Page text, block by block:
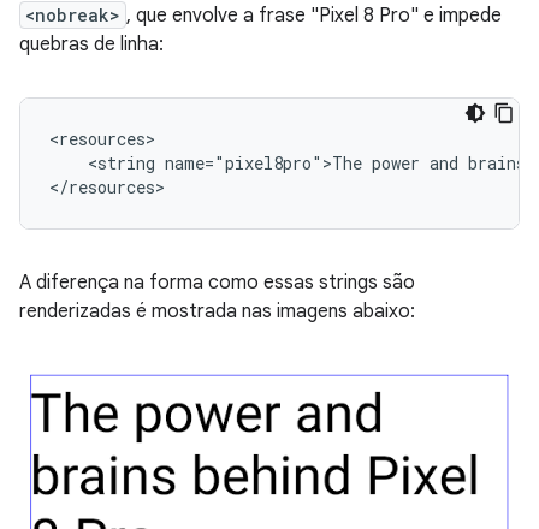
<nobreak> , que envolve a frase "Pixel 8 Pro" e impede
quebras de linha:
<string name="pixel8pro">The power and brains
A diferença na forma como essas strings são
renderizadas é mostrada nas imagens abaixo: